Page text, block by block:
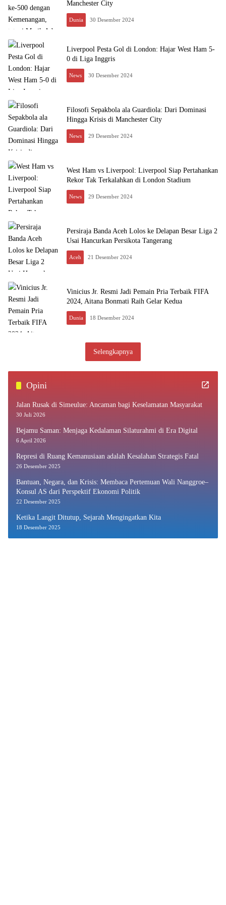
Manchester City
Dunia 30 Desember 2024
Liverpool Pesta Gol di London: Hajar West Ham 5-
0 di Liga Inggris
News 30 Desember 2024
Filosofi Sepakbola ala Guardiola: Dari Dominasi
Hingga Krisis di Manchester City
News 29 Desember 2024
West Ham vs Liverpool: Liverpool Siap Pertahankan
Rekor Tak Terkalahkan di London Stadium
News 29 Desember 2024
Persiraja Banda Aceh Lolos ke Delapan Besar Liga 2
Usai Hancurkan Persikota Tangerang
Aceh 21 Desember 2024
Vinicius Jr. Resmi Jadi Pemain Pria Terbaik FIFA
2024, Aitana Bonmati Raih Gelar Kedua
Dunia 18 Desember 2024
Selengkapnya
Opini
Jalan Rusak di Simeulue: Ancaman bagi Keselamatan Masyarakat
30 Juli 2026
Bejamu Saman: Menjaga Kedalaman Silaturahmi di Era Digital
6 April 2026
Represi di Ruang Kemanusiaan adalah Kesalahan Strategis Fatal
26 Desember 2025
Bantuan, Negara, dan Krisis: Membaca Pertemuan Wali Nanggroe–
Konsul AS dari Perspektif Ekonomi Politik
22 Desember 2025
Ketika Langit Ditutup, Sejarah Mengingatkan Kita
18 Desember 2025